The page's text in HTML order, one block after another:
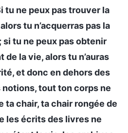
tu ne peux pas trouver la
tu n’acquerras pas la
si tu ne peux pas obtenir
de la vie, alors tu n’auras
et donc en dehors des
tout ton corps ne
ta chair, ta chair rongée de
les écrits des livres ne